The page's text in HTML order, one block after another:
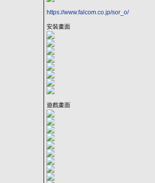
https://www.falcom.co.jp/sor_o/
安裝畫面
遊戲畫面